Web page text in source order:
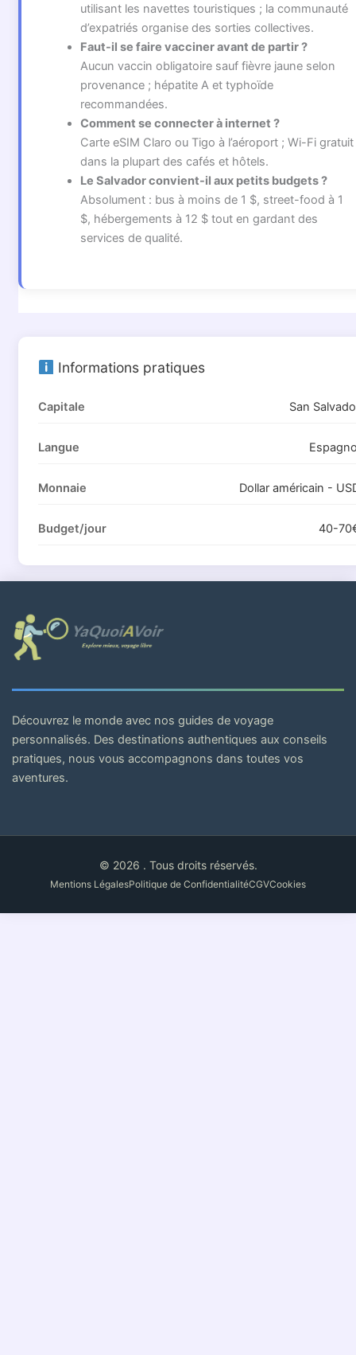
utilisant les navettes touristiques ; la communauté
d’expatriés organise des sorties collectives.
Faut-il se faire vacciner avant de partir ?
Aucun vaccin obligatoire sauf fièvre jaune selon
provenance ; hépatite A et typhoïde
recommandées.
Comment se connecter à internet ?
Carte eSIM Claro ou Tigo à l’aéroport ; Wi-Fi gratuit
dans la plupart des cafés et hôtels.
Le Salvador convient-il aux petits budgets ?
Absolument : bus à moins de 1 $, street-food à 1
$, hébergements à 12 $ tout en gardant des
services de qualité.
Informations pratiques
Capitale San
Langue
Monnaie Dollar américain -
Budget/jour 40-
Découvrez le monde avec nos guides de voyage
personnalisés. Des destinations authentiques aux conseils
pratiques, nous vous accompagnons dans toutes vos
aventures.
© 2026 . Tous droits réservés.
Mentions LégalesPolitique de ConfidentialitéCGVCookies